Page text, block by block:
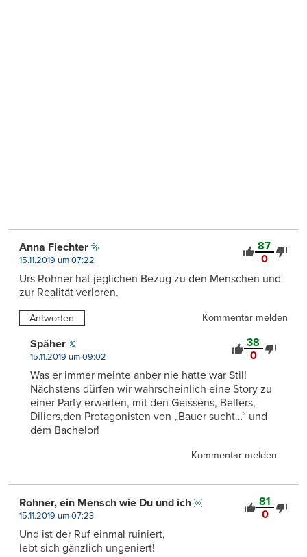
87
0
Anna Fiechter
15.11.2019 um 07:22
Urs Rohner hat jeglichen Bezug zu den Menschen und
zur Realität verloren.
Antworten Kommentar melden
38
0
Späher
15.11.2019 um 09:02
Was er immer meinte anber nie hatte war Stil!
Nächstens dürfen wir wahrscheinlich eine Story zu
einer Party erwarten, mit den Geissens, Bellers,
Diliers,den Protagonisten von „Bauer sucht…“ und
dem Bachelor!
Kommentar melden
81
0
Rohner, ein Mensch wie Du und ich
15.11.2019 um 07:23
Und ist der Ruf einmal ruiniert,
lebt sich gänzlich ungeniert!